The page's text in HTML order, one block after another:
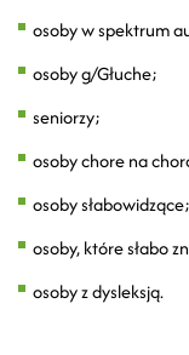
osoby w spektrum
osoby g/Głuche;
seniorzy;
osoby chore na
osoby słabowidzące;
osoby, które słabo
osoby z dysleksją.